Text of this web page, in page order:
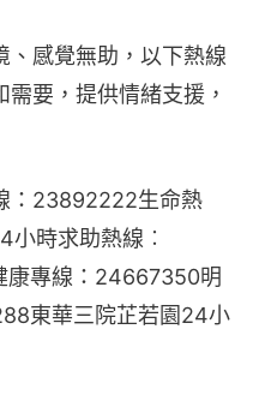
、感覺無助，以下熱線
要，提供情緒支援，
：23892222生命熱
時求助熱線︰
專線：24667350明
東華三院芷若園24小